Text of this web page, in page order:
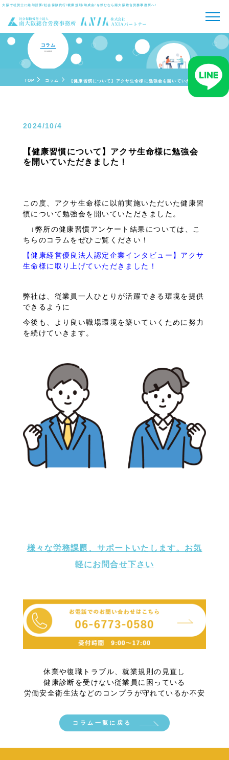
大阪で社労士に給与計算/社会保険代行/就業規則/助成金/を頼むなら 南大阪総合労務事務所へ!
事業所案内
料金表
TOP コラム 【健康習慣について】アクサ生命様に勉強会を開いていただきました！
コラム
COLUMN
2024/10/4
【健康習慣について】アクサ生命様に勉強会
を開いていただきました！
この度、アクサ生命様に以前実施いただいた健康習
慣について勉強会を開いていただきました。
↓弊所の健康習慣アンケート結果については、こ
ちらのコラムをぜひご覧ください！
【健康経営優良法人認定企業インタビュー】アクサ
生命様に取り上げていただきました！
弊社は、従業員一人ひとりが活躍できる環境を提供
できるように
今後も、より良い職場環境を築いていくために努力
を続けていきます。
様々な労務課題、サポートいたします。お気
軽にお問合せ下さい
休業や復職トラブル、就業規則の見直し
健康診断を受けない従業員に困っている
労働安全衛生法などのコンプラが守れているか不安
コラム一覧に戻る